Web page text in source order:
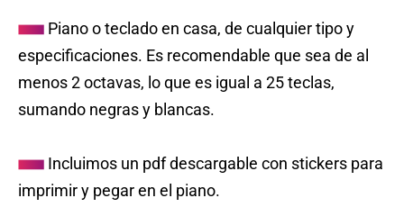
Piano o teclado en casa, de cualquier tipo y
especificaciones. Es recomendable que sea de al
menos 2 octavas, lo que es igual a 25 teclas,
sumando negras y blancas.
Incluimos un pdf descargable con stickers para
imprimir y pegar en el piano.